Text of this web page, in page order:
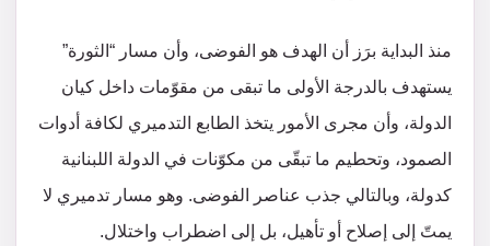
منذ البداية برَز أن الهدف هو الفوضى، وأن مسار “الثورة”
يستهدف بالدرجة الأولى ما تبقى من مقوّمات داخل كيان
الدولة، وأن مجرى الأمور يتخذ الطابع التدميري لكافة أدوات
الصمود، وتحطيم ما تبقّى من مكوّنات في الدولة اللبنانية
كدولة، وبالتالي جذب عناصر الفوضى. وهو مسار تدميري لا
يمتّ إلى إصلاح أو تأهيل، بل إلى اضطراب واختلال.